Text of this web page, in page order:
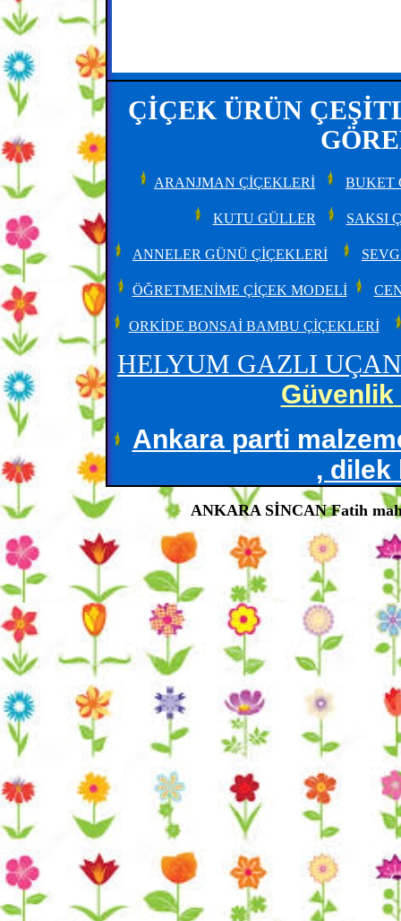
ÇİÇEK ÜRÜN
ARANJMAN ÇİÇEKLERİ BUKET
KUTU GÜLLER SAKSI
ANNELER GÜNÜ ÇİÇEKLERİ
ÖĞRETMENİME ÇİÇEK MODELİ
ORKİDE BONSAİ BAMBU ÇİÇEKLERİ
HELYUM GAZLI
Ankara parti
, dilek
ANKARA SİNCAN Fatih